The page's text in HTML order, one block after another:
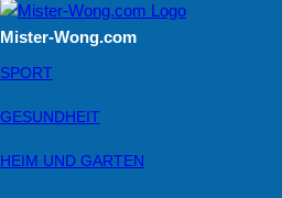
Mister-Wong.com
SPORT
GESUNDHEIT
HEIM UND GARTEN